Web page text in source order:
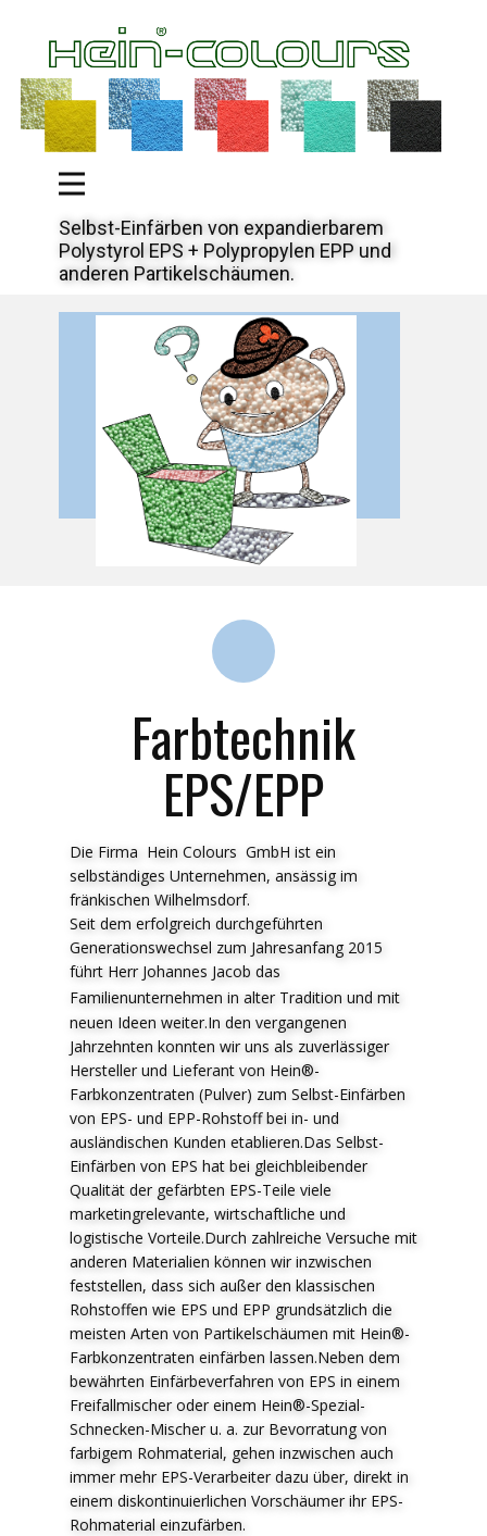
Selbst-Einfärben von expandierbarem
Polystyrol EPS + Polypropylen EPP und
anderen Partikelschäumen.
Farbtechnik
EPS/EPP
Die Firma Hein Colours GmbH ist ein
selbständiges Unternehmen, ansässig im
fränkischen Wilhelmsdorf.
Seit dem erfolgreich durchgeführten
Generationswechsel zum Jahresanfang 2015
führt Herr Johannes Jacob das
Familienunternehmen in alter Tradition und mit
neuen Ideen weiter.In den vergangenen
Jahrzehnten konnten wir uns als zuverlässiger
Hersteller und Lieferant von Hein®-
Farbkonzentraten (Pulver) zum Selbst-Einfärben
von EPS- und EPP-Rohstoff bei in- und
ausländischen Kunden etablieren.Das Selbst-
Einfärben von EPS hat bei gleichbleibender
Qualität der gefärbten EPS-Teile viele
marketingrelevante, wirtschaftliche und
logistische Vorteile.Durch zahlreiche Versuche mit
anderen Materialien können wir inzwischen
feststellen, dass sich außer den klassischen
Rohstoffen wie EPS und EPP grundsätzlich die
meisten Arten von Partikelschäumen mit Hein®-
Farbkonzentraten einfärben lassen.Neben dem
bewährten Einfärbeverfahren von EPS in einem
Freifallmischer oder einem Hein®-Spezial-
Schnecken-Mischer u. a. zur Bevorratung von
farbigem Rohmaterial, gehen inzwischen auch
immer mehr EPS-Verarbeiter dazu über, direkt in
einem diskontinuierlichen Vorschäumer ihr EPS-
Rohmaterial einzufärben.